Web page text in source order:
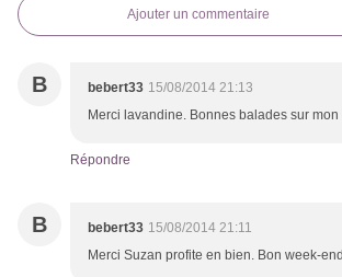
Ajouter un commentaire
B bebert33 15/08/2014 21:13
Merci lavandine. Bonnes balades sur mon
Répondre
B bebert33 15/08/2014 21:11
Merci Suzan profite en bien. Bon week-